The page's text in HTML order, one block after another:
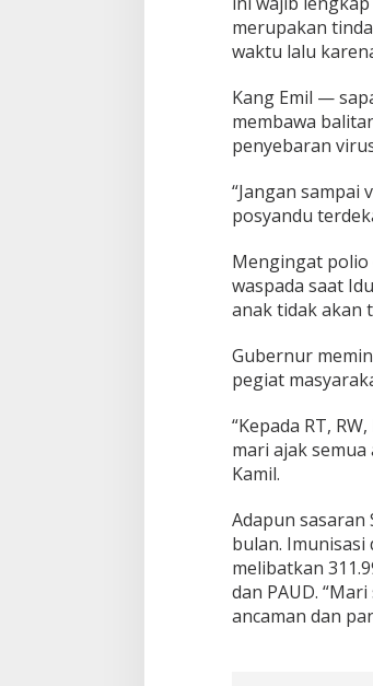
merupakan
waktu lalu
Kang Emil —
membawa
penyebaran
“Jangan sampai
posyandu
Mengingat polio
waspada saat
anak tidak akan
Gubernur
pegiat
“Kepada RT,
mari ajak
Kamil.
Adapun sasaran
bulan. Imunisasi
melibatkan
dan PAUD.
ancaman dan